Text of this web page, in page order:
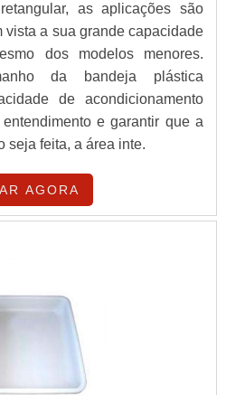
as aplicações são
vista a sua grande capacidade
dos modelos menores.
da bandeja plástica
de acondicionamento
e garantir que a
seja feita, a área inte.
AGORA